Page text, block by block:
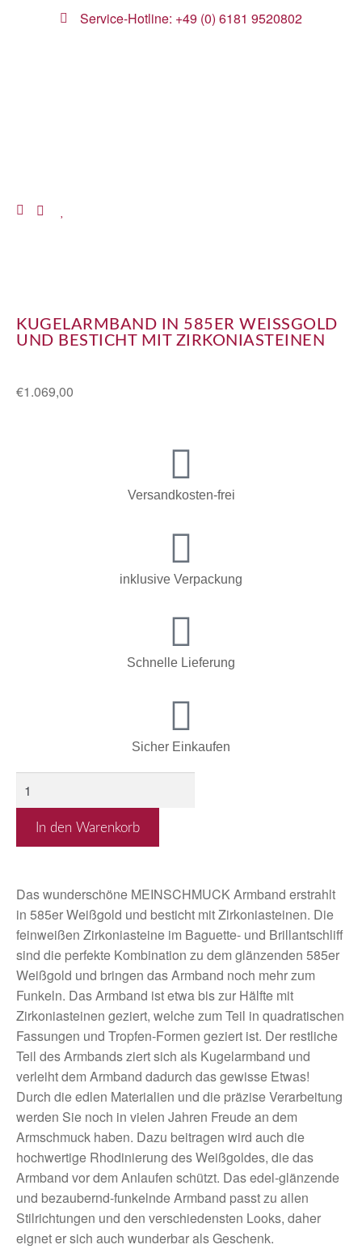
Service-Hotline: +49 (0) 6181 9520802
KUGELARMBAND IN 585ER WEISSGOLD U
ND BESTICHT MIT ZIRKONIASTEINEN
€1.069,00
Versandkosten-frei
inklusive Verpackung
Schnelle Lieferung
Sicher Einkaufen
In den Warenkorb
Das wunderschöne MEINSCHMUCK Armband erstrahlt
in 585er Weißgold und besticht mit Zirkoniasteinen. Die
feinweißen Zirkoniasteine im Baguette- und Brillantschliff
sind die perfekte Kombination zu dem glänzenden 585er
Weißgold und bringen das Armband noch mehr zum
Funkeln. Das Armband ist etwa bis zur Hälfte mit
Zirkoniasteinen geziert, welche zum Teil in quadratischen
Fassungen und Tropfen-Formen geziert ist. Der restliche
Teil des Armbands ziert sich als Kugelarmband und
verleiht dem Armband dadurch das gewisse Etwas!
Durch die edlen Materialien und die präzise Verarbeitung
werden Sie noch in vielen Jahren Freude an dem
Armschmuck haben. Dazu beitragen wird auch die
hochwertige Rhodinierung des Weißgoldes, die das
Armband vor dem Anlaufen schützt. Das edel-glänzende
und bezaubernd-funkelnde Armband passt zu allen
Stilrichtungen und den verschiedensten Looks, daher
eignet er sich auch wunderbar als Geschenk.